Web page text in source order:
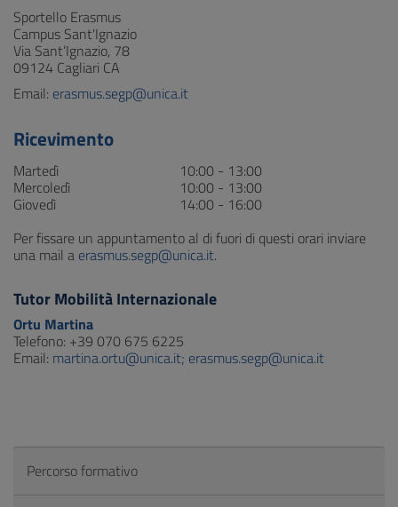
Sportello Erasmus
Campus Sant'Ignazio
Via Sant’Ignazio, 78
09124 Cagliari CA
Email: erasmus.segp@unica.it
Ricevimento
Martedì 10:00 - 13:00
Mercoledì 10:00 - 13:00
Giovedì
14:00 - 16:00
Per fissare un appuntamento al di fuori di questi orari inviare
una mail a erasmus.segp@unica.it.
Tutor Mobilità Internazionale
Ortu Martina
Telefono: +39 070 675 6225
Email: martina.ortu@unica.it; erasmus.segp@unica.it
Percorso formativo